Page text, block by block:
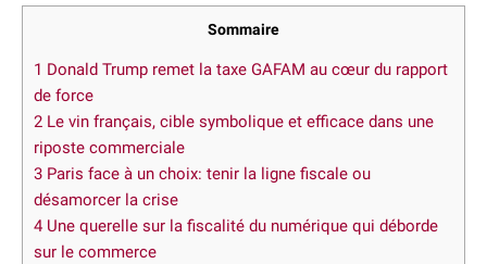
Sommaire
1 Donald Trump remet la taxe GAFAM au cœur du rapport
de force
2 Le vin français, cible symbolique et efficace dans une
riposte commerciale
3 Paris face à un choix: tenir la ligne fiscale ou
désamorcer la crise
4 Une querelle sur la fiscalité du numérique qui déborde
sur le commerce